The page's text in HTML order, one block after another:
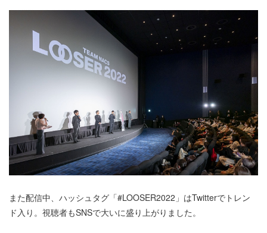
また配信中、ハッシュタグ「#LOOSER2022」はTwitterでトレン
ド入り。視聴者もSNSで大いに盛り上がりました。